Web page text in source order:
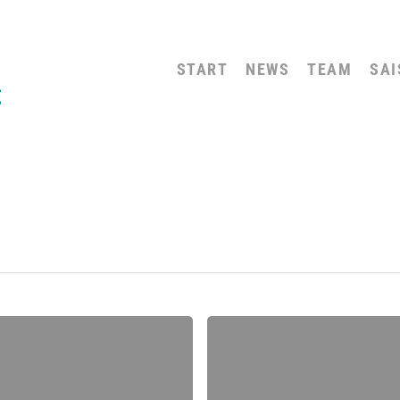
START NEWS TEAM